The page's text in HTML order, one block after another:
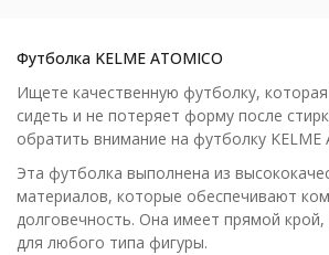
Футболка KELME ATOMICO
Ищете качественную футболку,
сидеть и не потеряет форму после
обратить внимание на футболку KELME
Эта футболка выполнена из
материалов, которые обеспечивают
долговечность. Она имеет прямой
для любого типа фигуры.